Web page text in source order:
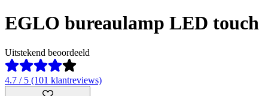
EGLO bureaulamp LED touch
Uitstekend beoordeeld
4.7 / 5 (101 klantreviews)